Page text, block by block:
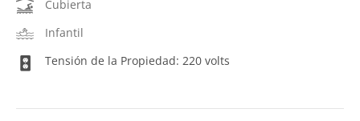
Cubierta
Infantil
Tensión de la Propiedad: 220 volts